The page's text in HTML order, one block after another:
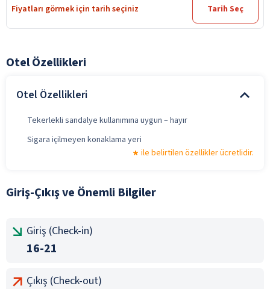
Fiyatları görmek için tarih seçiniz Tarih Seç
Otel Özellikleri
Otel Özellikleri
Tekerlekli sandalye kullanımına uygun – hayır
Sigara içilmeyen konaklama yeri
ile belirtilen özellikler ücretlidir.
Giriş-Çıkış ve Önemli Bilgiler
Giriş (Check-in)
16-21
Çıkış (Check-out)